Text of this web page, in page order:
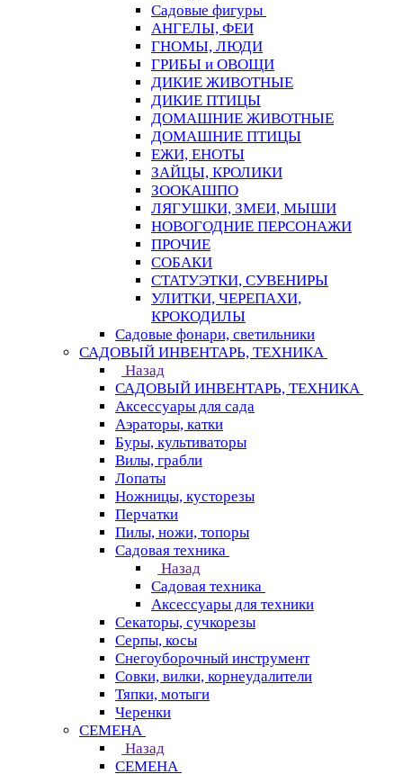
Садовые фигуры
АНГЕЛЫ, ФЕИ
ГНОМЫ, ЛЮДИ
ГРИБЫ и ОВОЩИ
ДИКИЕ ЖИВОТНЫЕ
ДИКИЕ ПТИЦЫ
ДОМАШНИЕ ЖИВОТНЫЕ
ДОМАШНИЕ ПТИЦЫ
ЕЖИ, ЕНОТЫ
ЗАЙЦЫ, КРОЛИКИ
ЗООКАШПО
ЛЯГУШКИ, ЗМЕИ, МЫШИ
НОВОГОДНИЕ ПЕРСОНАЖИ
ПРОЧИЕ
СОБАКИ
СТАТУЭТКИ, СУВЕНИРЫ
УЛИТКИ, ЧЕРЕПАХИ,
КРОКОДИЛЫ
Садовые фонари, светильники
САДОВЫЙ ИНВЕНТАРЬ, ТЕХНИКА
Назад
САДОВЫЙ ИНВЕНТАРЬ, ТЕХНИКА
Аксессуары для сада
Аэраторы, катки
Буры, культиваторы
Вилы, грабли
Лопаты
Ножницы, кусторезы
Перчатки
Пилы, ножи, топоры
Садовая техника
Назад
Садовая техника
Аксессуары для техники
Секаторы, сучкорезы
Серпы, косы
Снегоуборочный инструмент
Совки, вилки, корнеудалители
Тяпки, мотыги
Черенки
СЕМЕНА
Назад
СЕМЕНА